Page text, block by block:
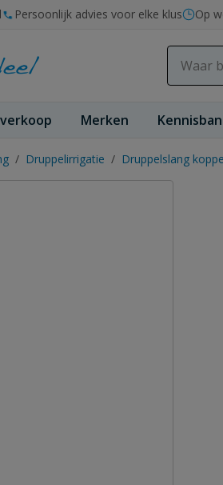
Persoonlijk advies voor elke klus Op
Merken
/ Druppelirrigatie / Druppelslang